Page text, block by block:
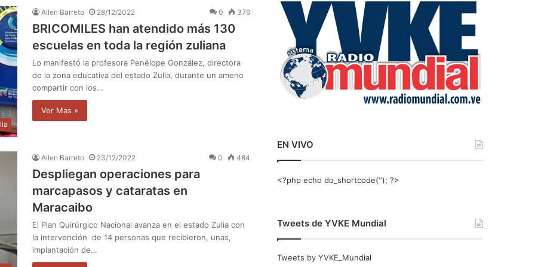
Allen Barreto 28/12/2022 0 376
BRICOMILES han atendido más 130
escuelas en toda la región zuliana
Lo manifestó la profesora Penélope González, directora
de la zona educativa del estado Zulia, durante un ameno
compartir con los…
Ver Mas »
Allen Barreto 23/12/2022 0 484
Despliegan operaciones para
marcapasos y cataratas en
Maracaibo
El Plan Quirúrgico Nacional avanza en el estado Zulia con
la intervención de 14 personas que recibieron, unas,
implantación de…
r
EN VIVO
<?php echo do_shortcode(‘‘); ?>
Tweets de YVKE Mundial
Tweets by YVKE_Mundial